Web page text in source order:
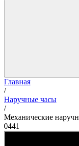
Главная
/
Наручные часы
/
Механические
0441